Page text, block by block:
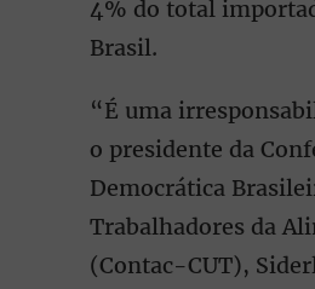
4% do total
Brasil.
“É uma
o presidente da
Democrática
Trabalhadores da
(Contac-CUT),